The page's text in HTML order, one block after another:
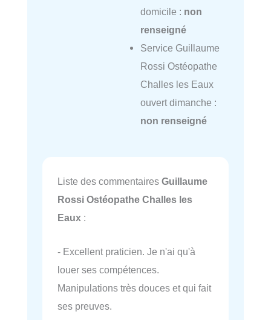
domicile : non
renseigné
Service Guillaume
Rossi Ostéopathe
Challes les Eaux
ouvert dimanche :
non renseigné
Liste des commentaires Guillaume
Rossi Ostéopathe Challes les
Eaux :
- Excellent praticien. Je n'ai qu'à
louer ses compétences.
Manipulations très douces et qui fait
ses preuves.